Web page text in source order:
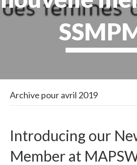
Archive pour avril 2019
Introducing our
Member at